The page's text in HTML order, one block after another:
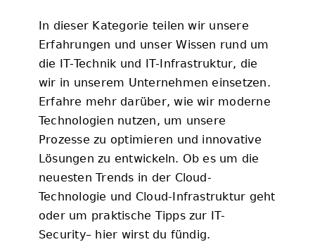
In dieser Kategorie teilen wir unsere
Erfahrungen und unser Wissen rund um
die IT-Technik und IT-Infrastruktur, die
wir in unserem Unternehmen einsetzen.
Erfahre mehr darüber, wie wir moderne
Technologien nutzen, um unsere
Prozesse zu optimieren und innovative
Lösungen zu entwickeln. Ob es um die
neuesten Trends in der Cloud-
Technologie und Cloud-Infrastruktur geht
oder um praktische Tipps zur IT-
Security– hier wirst du fündig.